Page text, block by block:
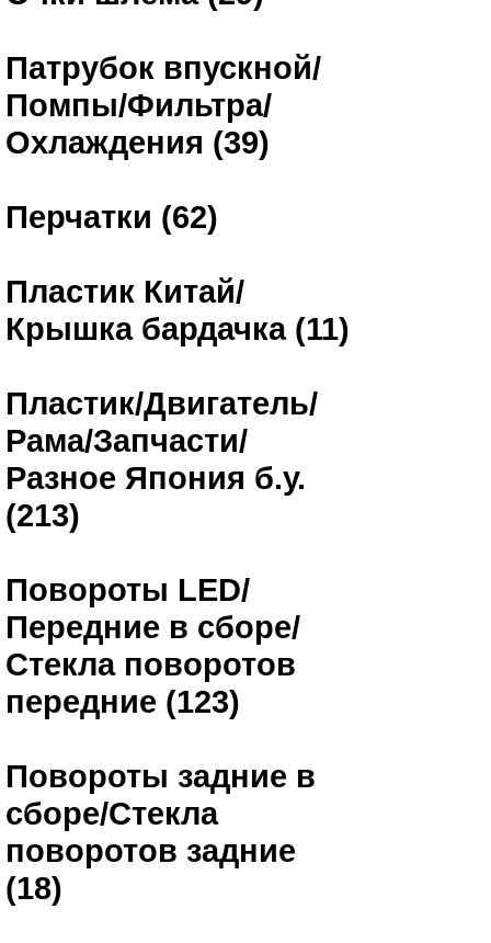
Патрубок впускной/
Помпы/Фильтра/
Охлаждения (39)
Перчатки (62)
Пластик Китай/
Крышка бардачка (11)
Пластик/Двигатель/
Рама/Запчасти/
Разное Япония б.у.
(213)
Повороты LED/
Передние в сборе/
Стекла поворотов
передние (123)
Повороты задние в
сборе/Стекла
поворотов задние
(18)